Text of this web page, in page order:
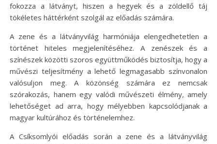
fokozza a látványt, hiszen a hegyek és a zöldellő táj
tökéletes háttérként szolgál az előadás számára.
A zene és a látványvilág harmóniája elengedhetetlen a
történet hiteles megjelenítéséhez. A zenészek és a
színészek közötti szoros együttműködés biztosítja, hogy a
művészi teljesítmény a lehető legmagasabb színvonalon
valósuljon meg. A közönség számára ez nemcsak
szórakozás, hanem egy valódi művészeti élmény, amely
lehetőséget ad arra, hogy mélyebben kapcsolódjanak a
magyar kultúrához és történelemhez.
A Csíksomlyói előadás során a zene és a látványvilág